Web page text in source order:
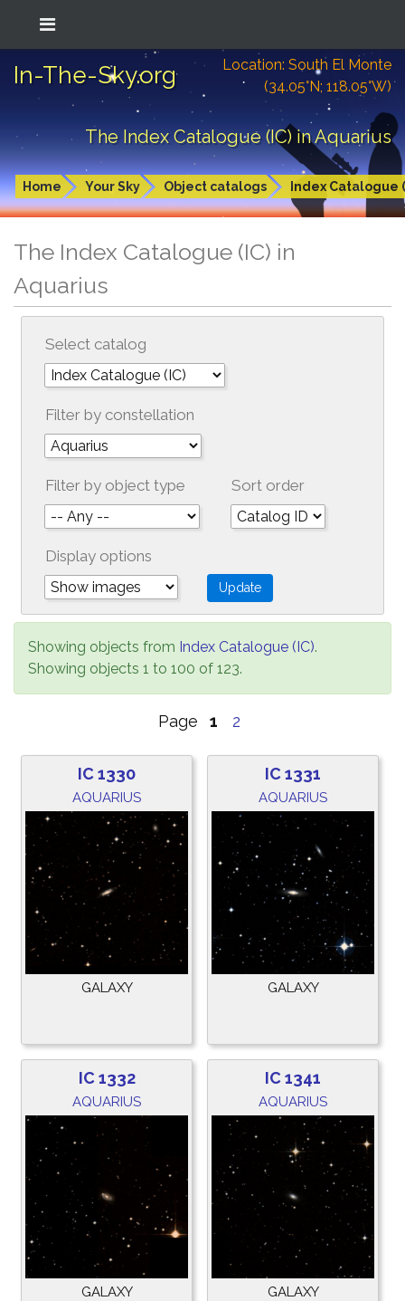
In-The-Sky.org
Location: South El Monte
(34.05°N; 118.05°W)
The Index Catalogue (IC) in Aquarius
Home Your Sky Object catalogs Index Catalogue
The Index Catalogue (IC) in
Aquarius
Select catalog
Filter by constellation
Filter by object type Sort order
Display options
Showing objects from Index Catalogue (IC).
Showing objects 1 to 100 of 123.
Page 1 2
IC 1330
AQUARIUS
GALAXY
IC 1331
AQUARIUS
GALAXY
IC 1332
AQUARIUS
GALAXY
IC 1341
AQUARIUS
GALAXY